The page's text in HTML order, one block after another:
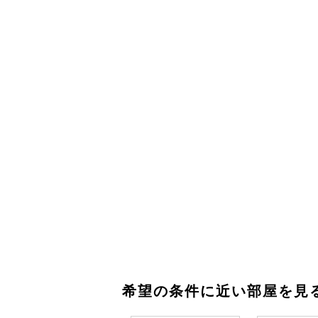
希望の条件に近い部屋を見